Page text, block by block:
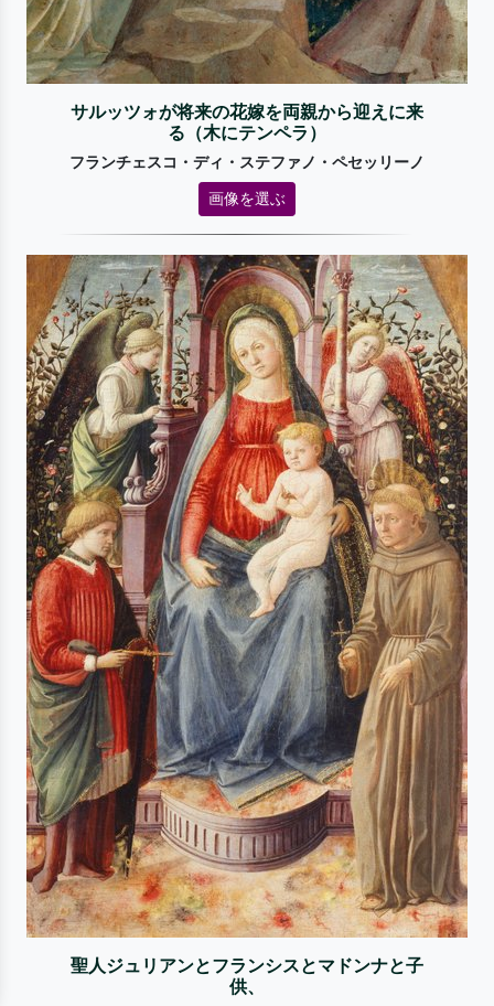
サルッツォが将来の花嫁を両親から迎えに来
る（木にテンペラ）
フランチェスコ・ディ・ステファノ・ペセッリーノ
画像を選ぶ
聖人ジュリアンとフランシスとマドンナと子
供、